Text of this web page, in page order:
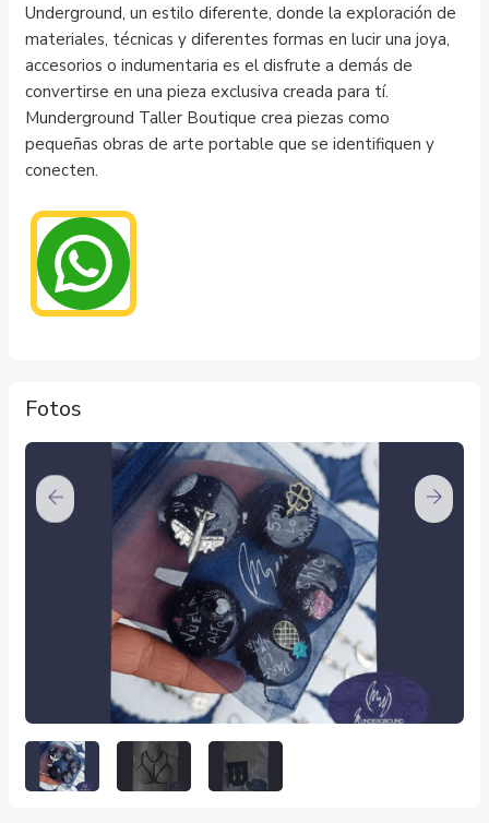
Underground, un estilo diferente, donde la exploración de
materiales, técnicas y diferentes formas en lucir una joya,
accesorios o indumentaria es el disfrute a demás de
convertirse en una pieza exclusiva creada para tí.
Munderground Taller Boutique crea piezas como
pequeñas obras de arte portable que se identifiquen y
conecten.
Fotos